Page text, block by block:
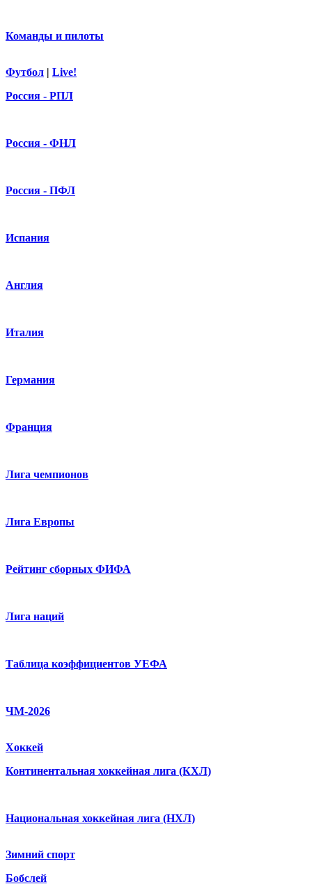
Команды и пилоты
Футбол | Live!
Россия - РПЛ
Россия - ФНЛ
Россия - ПФЛ
Испания
Англия
Италия
Германия
Франция
Лига чемпионов
Лига Европы
Рейтинг сборных ФИФА
Лига наций
Таблица коэффициентов УЕФА
ЧМ-2026
Хоккей
Континентальная хоккейная лига (КХЛ)
Национальная хоккейная лига (НХЛ)
Зимний спорт
Бобслей